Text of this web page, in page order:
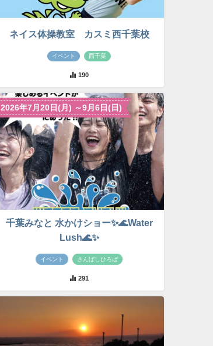
ネイス体操教室 カスミ西千葉校
イベント 西千葉
190
2026年7月20日(月) ～9月6日(日)
千葉みなと 水かけショー✨🌊Water
Lush🌊✨
イベント さんばしひろば
291